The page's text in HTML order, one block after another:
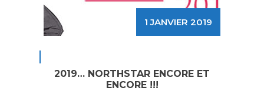
1 JANVIER 2019
2019… NORTHSTAR ENCORE ET
ENCORE !!!